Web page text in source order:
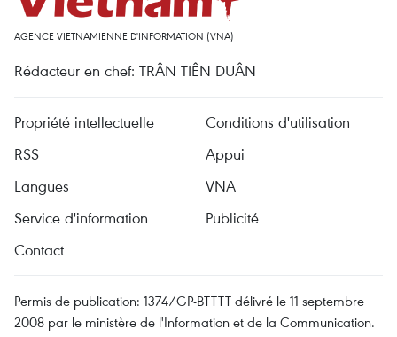
AGENCE VIETNAMIENNE D'INFORMATION (VNA)
Rédacteur en chef: TRÂN TIÊN DUÂN
Propriété intellectuelle
Conditions d'utilisation
RSS
Appui
Langues
VNA
Service d'information
Publicité
Contact
Permis de publication: 1374/GP-BTTTT délivré le 11 septembre
2008 par le ministère de l'Information et de la Communication.